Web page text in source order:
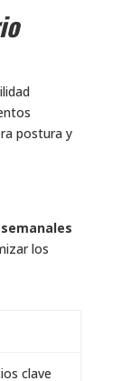
postura y
los
clave